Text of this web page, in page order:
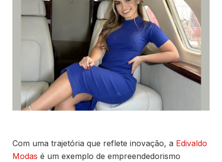
Com uma trajetória que reflete inovação, a Edivaldo
Modas é um exemplo de empreendedorismo